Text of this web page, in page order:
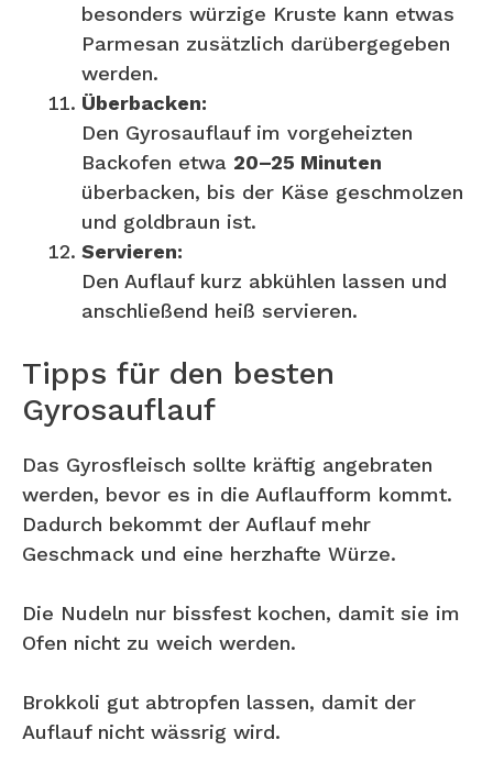
besonders würzige Kruste kann etwas
Parmesan zusätzlich darübergegeben
werden.
Überbacken:
Den Gyrosauflauf im vorgeheizten
Backofen etwa 20–25 Minuten
überbacken, bis der Käse geschmolzen
und goldbraun ist.
Servieren:
Den Auflauf kurz abkühlen lassen und
anschließend heiß servieren.
Tipps für den besten
Gyrosauflauf
Das Gyrosfleisch sollte kräftig angebraten
werden, bevor es in die Auflaufform kommt.
Dadurch bekommt der Auflauf mehr
Geschmack und eine herzhafte Würze.
Die Nudeln nur bissfest kochen, damit sie im
Ofen nicht zu weich werden.
Brokkoli gut abtropfen lassen, damit der
Auflauf nicht wässrig wird.